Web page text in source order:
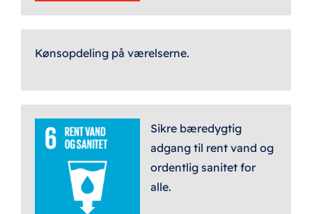
Kønsopdeling på værelserne.
Sikre bæredygtig
adgang til rent vand og
ordentlig sanitet for
alle.